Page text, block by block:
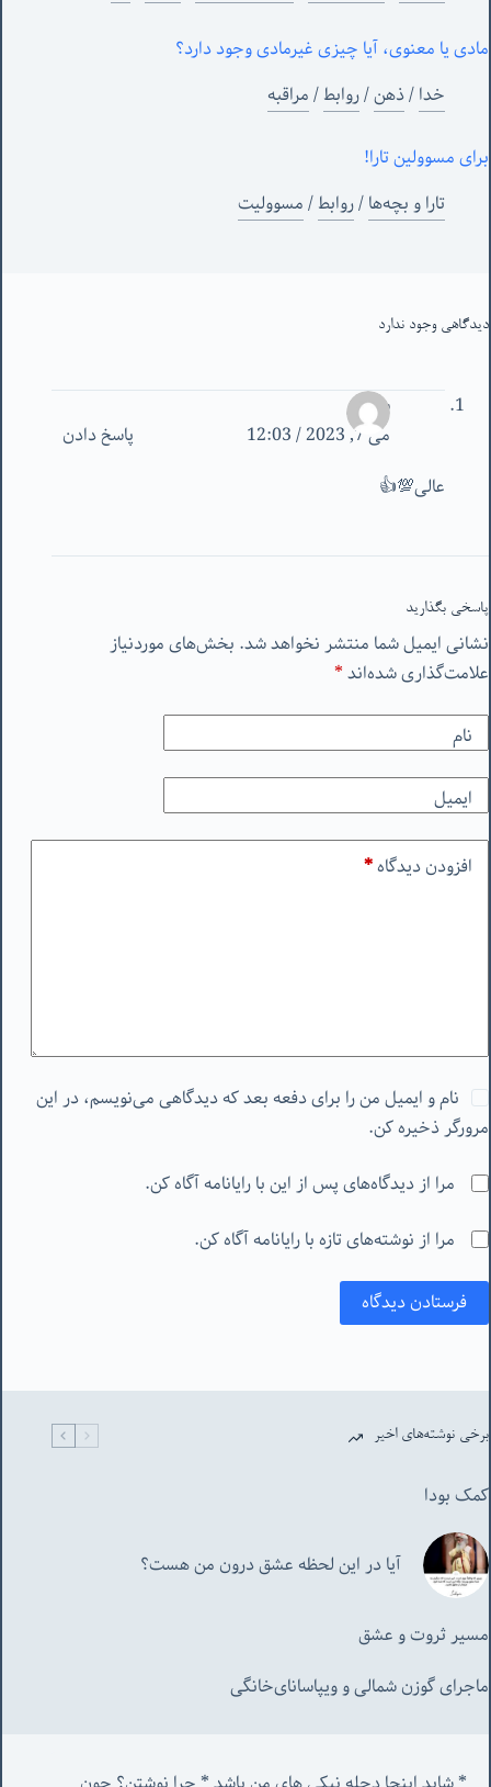
مادی یا معنوی، آیا چیزی غیرمادی وجود دارد؟
خدا/ذهن/روابط/مراقبه
برای مسوولین تارا!
تارا و بچه‌ها/روابط/مسوولیت
دیدگاهی وجود ندارد
شهروز
می 7, 2023 / 12:03
پاسخ دادن
عالی💯👍
پاسخی بگذارید
نشانی ایمیل شما منتشر نخواهد شد. بخش‌های موردنیاز
علامت‌گذاری شده‌اند*
نام
ایمیل
افزودن دیدگاه*
نام و ایمیل من را برای دفعه بعد که دیدگاهی می‌نویسم، در این
مرورگر ذخیره کن.
مرا از دیدگاه‌های پس از این با رایانامه آگاه کن.
مرا از نوشته‌های تازه با رایانامه آگاه کن.
فرستادن دیدگاه
برخی نوشته‌های اخیر
کمک بودا
آیا در این لحظه عشق درون من هست؟
مسیر ثروت و عشق
ماجرای گوزن شمالی و‌ ویپاسانای‌خانگی